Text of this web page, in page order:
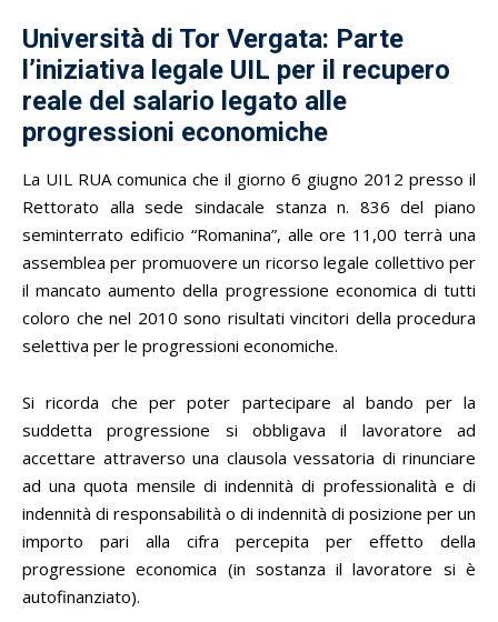
Università di Tor Vergata: Parte
l’iniziativa legale UIL per il recupero
reale del salario legato alle
progressioni economiche
La UIL RUA comunica che il giorno 6 giugno 2012 presso il
Rettorato alla sede sindacale stanza n. 836 del piano
seminterrato edificio “Romanina”, alle ore 11,00 terrà una
assemblea per promuovere un ricorso legale collettivo per
il mancato aumento della progressione economica di tutti
coloro che nel 2010 sono risultati vincitori della procedura
selettiva per le progressioni economiche.
Si ricorda che per poter partecipare al bando per la
suddetta progressione si obbligava il lavoratore ad
accettare attraverso una clausola vessatoria di rinunciare
ad una quota mensile di indennità di professionalità e di
indennità di responsabilità o di indennità di posizione per un
importo pari alla cifra percepita per effetto della
progressione economica (in sostanza il lavoratore si è
autofinanziato).